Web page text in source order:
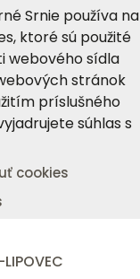
Srnie používa na
ktoré sú použité
webového sídla
stránok
príslušného
súhlas s
cookies